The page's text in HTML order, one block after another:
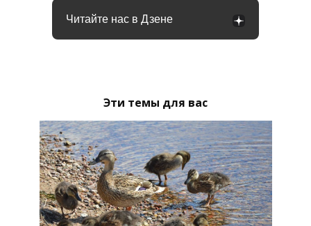
Читайте нас в Дзене
Эти темы для вас